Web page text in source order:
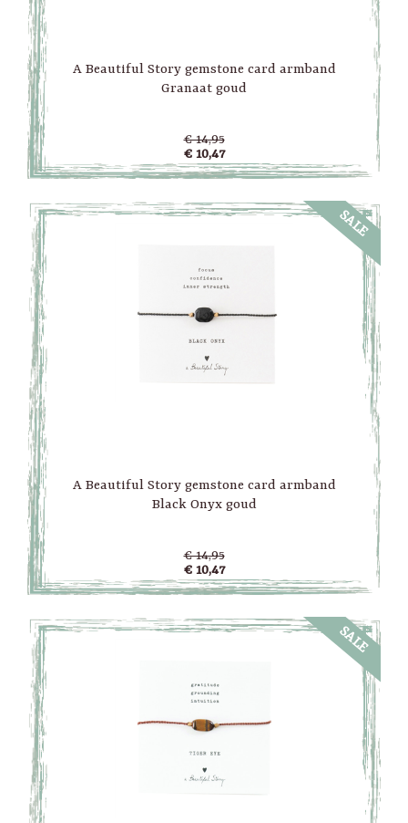
A Beautiful Story gemstone card armband
Granaat goud
€ 14,95
€ 10,47
SALE
A Beautiful Story gemstone card armband
Black Onyx goud
€ 14,95
€ 10,47
SALE